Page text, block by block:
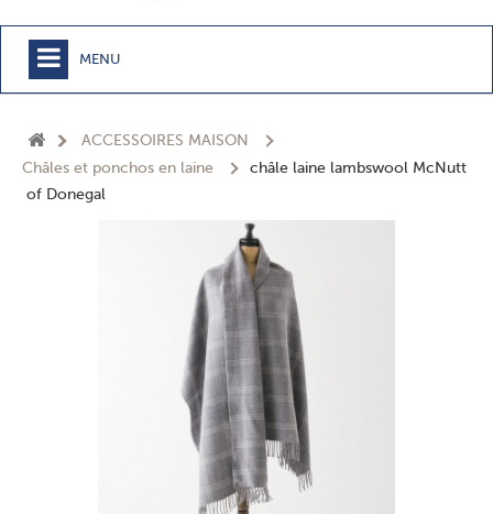
MENU
+
TEXTILE
ACCESSOIRES MAISON
Châles et ponchos en laine
châle laine lambswool McNutt
of Donegal